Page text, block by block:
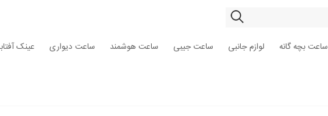
ساعت بچه گانه لوازم جانبی ساعت جیبی ساعت هوشمند ساعت دیواری عینک